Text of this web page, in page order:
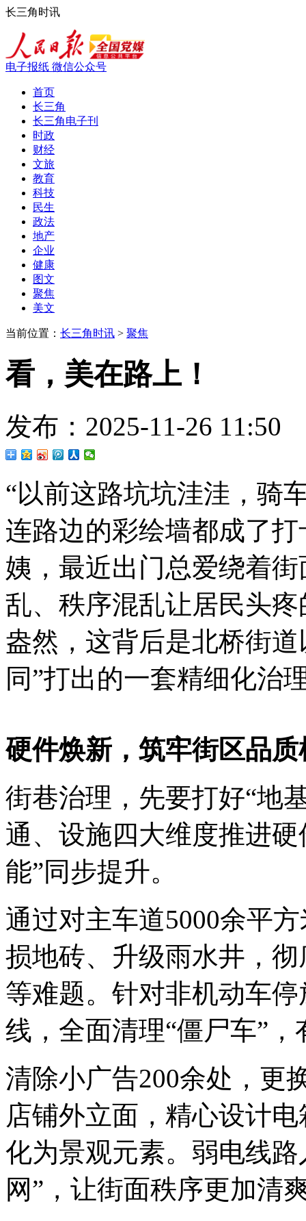
长三角时讯
电子报纸 微信公众号
首页
长三角
长三角电子刊
时政
财经
文旅
教育
科技
民生
政法
地产
企业
健康
图文
聚焦
美文
当前位置： 长三角时讯 > 聚焦
看，美在路上！
发布：2025-11-26
“以前这路坑坑洼洼，骑
连路边的彩绘墙都成了
姨，最近出门总爱绕着
乱、秩序混乱让居民头
盎然，这背后是北桥街
同”打出的一套精细化治
硬件焕新，筑牢街区品质
街巷治理，先要打好“地
通、设施四大维度推进
能”同步提升。
通过对主车道5000余平
损地砖、升级雨水井，
等难题。针对非机动车
线，全面清理“僵尸车”
清除小广告200余处，更
店铺外立面，精心设计
化为景观元素。弱电线
网”，让街面秩序更加清